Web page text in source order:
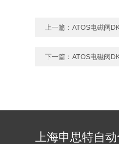
上一篇： ATOS电磁阀
下一篇： ATOS电磁阀
上海申思特自